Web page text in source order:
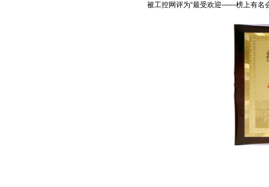
被工控网评为“最受欢迎——榜上有名